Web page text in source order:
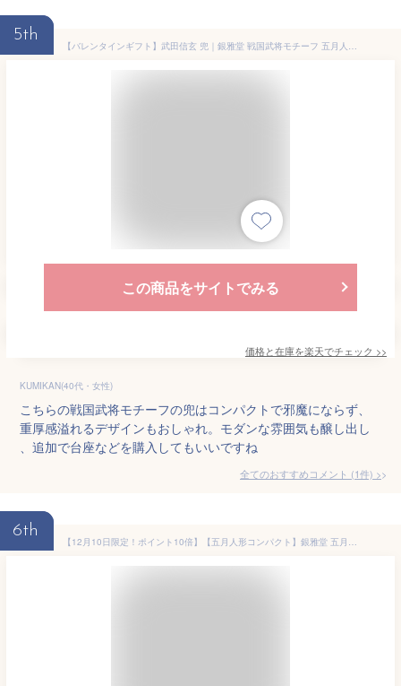
5th
【バレンタインギフト】武田信玄 兜｜銀雅堂 戦国武将モチーフ 五月人形 端午の節句 コンパクト縁起物インテリア おしゃれ 兜ケース飾り 兜飾り
この商品をサイトでみる
価格と在庫を楽天でチェック >>
KUMIKAN(40代・女性)
こちらの戦国武将モチーフの兜はコンパクトで邪魔にならず、
重厚感溢れるデザインもおしゃれ。モダンな雰囲気も醸し出し
、追加で台座などを購入してもいいですね
全てのおすすめコメント (1件) >
6th
【12月10日限定！ポイント10倍】【五月人形コンパクト】銀雅堂 五月人形 真田幸村 兜｜御歳暮 お歳暮 戦国武将 インテリア 5月人形 端午の節句 おしゃれ 兜ケース飾り 兜飾り コンパクト ぎんがどう